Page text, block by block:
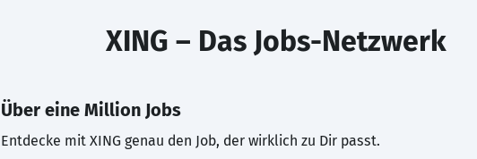
XING – Das Jobs-Netzwerk
Über eine Million Jobs
Entdecke mit XING genau den Job, der wirklich zu Dir passt.